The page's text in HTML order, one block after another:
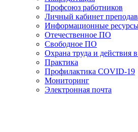
Профсоюз работников
Личный кабинет
Информационные
Отечественное ПО
Свободное ПО
Охрана труда и действия
Практика
Профилактика COVID-19
Мониторинг
Электронная почта